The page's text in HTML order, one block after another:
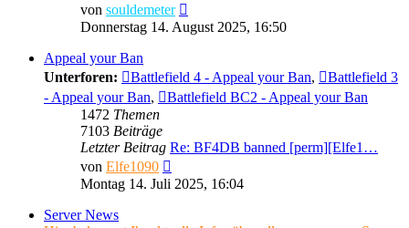
von souldemeter
Beitrag
Donnerstag 14. August 2025, 16:50
Appeal your Ban
Unterforen:
Battlefield 4 - Appeal your Ban,
Battlefield 3
- Appeal your Ban,
Battlefield BC2 - Appeal your Ban
1472 Themen
7103 Beiträge
Letzter Beitrag Re: BF4DB banned [perm][Elfe1…
von Elfe1090
Beitrag
Montag 14. Juli 2025, 16:04
Server News